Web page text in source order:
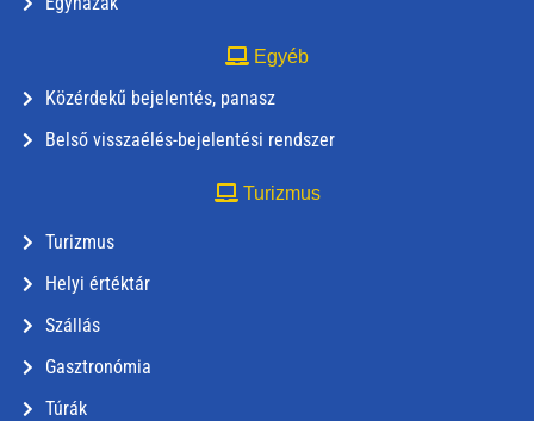
Egyéb
Közérdekű bejelentés, panasz
Belső visszaélés-bejelentési rendszer
Turizmus
Turizmus
Helyi értéktár
Szállás
Gasztronómia
Túrák